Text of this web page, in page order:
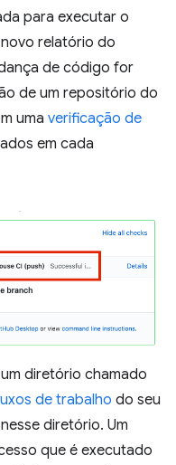
para executar o
relatório do
de código for
de um repositório do
uma verificação de
em cada
diretório chamado
de trabalho do seu
diretório. Um
que é executado